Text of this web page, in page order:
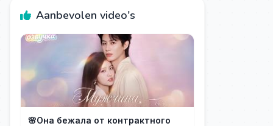
Aanbevolen video's
🌸Она бежала от контрактного